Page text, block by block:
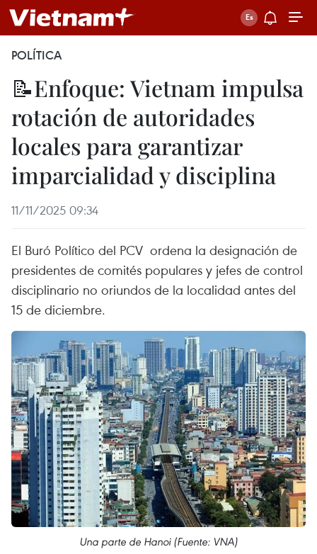
POLÍTICA
📝Enfoque: Vietnam impulsa
rotación de autoridades
locales para garantizar
imparcialidad y disciplina
11/11/2025 09:34
El Buró Político del PCV ordena la designación de
presidentes de comités populares y jefes de control
disciplinario no oriundos de la localidad antes del
15 de diciembre.
Una parte de Hanoi (Fuente: VNA)